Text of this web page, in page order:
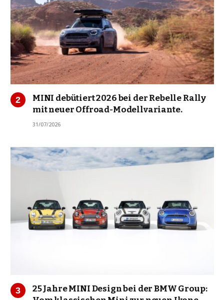
MINI debütiert 2026 bei der Rebelle Rally
mit neuer Offroad-Modellvariante.
31/07/2026
25 Jahre MINI Design bei der BMW Group: